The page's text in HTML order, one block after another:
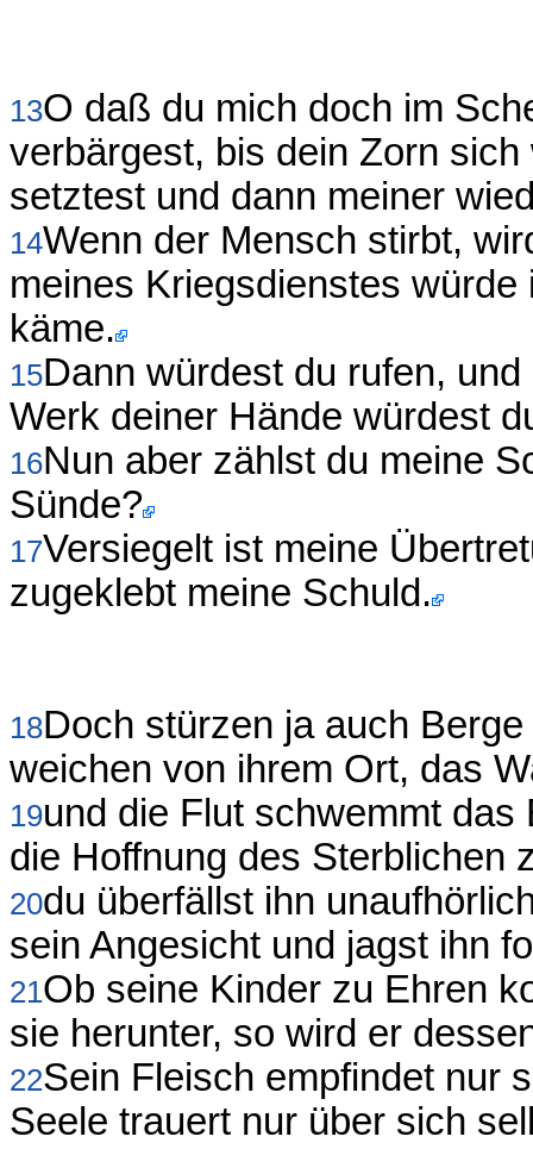
13O daß du mich doch im
verbärgest, bis dein Zorn
setztest und dann meiner
14Wenn der Mensch stirbt,
meines Kriegsdienstes
käme.
15Dann würdest du rufen,
Werk deiner Hände würdest
16Nun aber zählst du meine
Sünde?
17Versiegelt ist meine
zugeklebt meine Schuld.
18Doch stürzen ja auch
weichen von ihrem Ort, das
19und die Flut schwemmt
die Hoffnung des Sterblichen
20du überfällst ihn
sein Angesicht und jagst ihn
21Ob seine Kinder zu Ehren
sie herunter, so wird er
22Sein Fleisch empfindet nur
Seele trauert nur über sich